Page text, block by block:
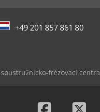
+49 201 857 861 80
soustružnicko-frézovací centra